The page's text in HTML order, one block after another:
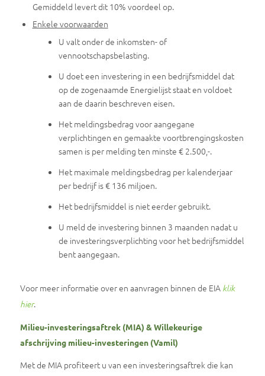
Gemiddeld levert dit 10% voordeel op.
Enkele voorwaarden
U valt onder de inkomsten- of
vennootschapsbelasting.
U doet een investering in een bedrijfsmiddel dat
op de zogenaamde Energielijst staat en voldoet
aan de daarin beschreven eisen.
Het meldingsbedrag voor aangegane
verplichtingen en gemaakte voortbrengingskosten
samen is per melding ten minste € 2.500,-.
Het maximale meldingsbedrag per kalenderjaar
per bedrijf is € 136 miljoen.
Het bedrijfsmiddel is niet eerder gebruikt.
U meld de investering binnen 3 maanden nadat u
de investeringsverplichting voor het bedrijfsmiddel
bent aangegaan.
Voor meer informatie over en aanvragen binnen de EIA klik
hier.
Milieu-investeringsaftrek (MIA) & Willekeurige
afschrijving milieu-investeringen (Vamil)
Met de MIA profiteert u van een investeringsaftrek die kan